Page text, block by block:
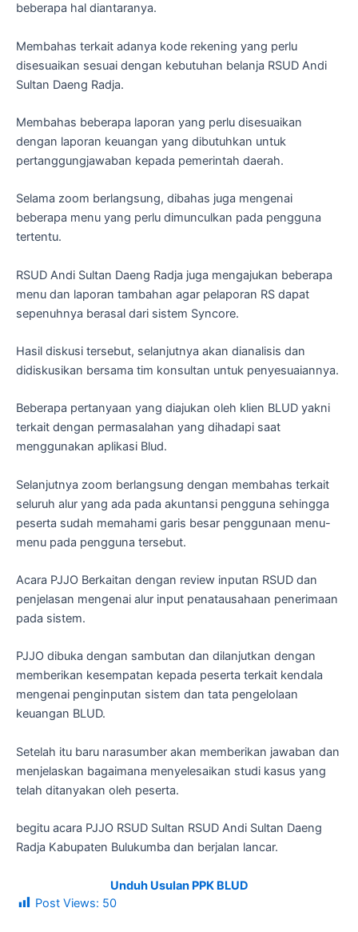
beberapa hal diantaranya.
Membahas terkait adanya kode rekening yang perlu
disesuaikan sesuai dengan kebutuhan belanja RSUD Andi
Sultan Daeng Radja.
Membahas beberapa laporan yang perlu disesuaikan
dengan laporan keuangan yang dibutuhkan untuk
pertanggungjawaban kepada pemerintah daerah.
Selama zoom berlangsung, dibahas juga mengenai
beberapa menu yang perlu dimunculkan pada pengguna
tertentu.
RSUD Andi Sultan Daeng Radja juga mengajukan beberapa
menu dan laporan tambahan agar pelaporan RS dapat
sepenuhnya berasal dari sistem Syncore.
Hasil diskusi tersebut, selanjutnya akan dianalisis dan
didiskusikan bersama tim konsultan untuk penyesuaiannya.
Beberapa pertanyaan yang diajukan oleh klien BLUD yakni
terkait dengan permasalahan yang dihadapi saat
menggunakan aplikasi Blud.
Selanjutnya zoom berlangsung dengan membahas terkait
seluruh alur yang ada pada akuntansi pengguna sehingga
peserta sudah memahami garis besar penggunaan menu-
menu pada pengguna tersebut.
Acara PJJO Berkaitan dengan review inputan RSUD dan
penjelasan mengenai alur input penatausahaan penerimaan
pada sistem.
PJJO dibuka dengan sambutan dan dilanjutkan dengan
memberikan kesempatan kepada peserta terkait kendala
mengenai penginputan sistem dan tata pengelolaan
keuangan BLUD.
Setelah itu baru narasumber akan memberikan jawaban dan
menjelaskan bagaimana menyelesaikan studi kasus yang
telah ditanyakan oleh peserta.
begitu acara PJJO RSUD Sultan RSUD Andi Sultan Daeng
Radja Kabupaten Bulukumba dan berjalan lancar.
Unduh Usulan PPK BLUD
Post Views: 50